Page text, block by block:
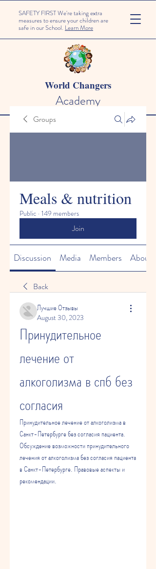
SAFETY FIRST We're taking extra
measures to ensure your children are
safe in our School. Learn More
World Changers
Academy
Groups
Meals & nutrition
Public · 149 members
Join
Discussion Media Members About
Back
Лучшие Отзывы
August 30, 2023
Принудительное
лечение от
алкоголизма в спб без
согласия
Принудительное лечение от алкоголизма в
Санкт-Петербурге без согласия пациента.
Обсуждение возможности принудительного
лечения от алкоголизма без согласия пациента
в Санкт-Петербурге. Правовые аспекты и
рекомендации.